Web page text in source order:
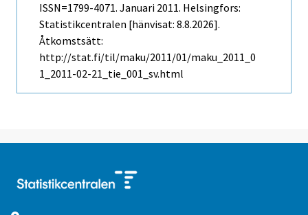
ISSN=1799-4071. Januari 2011. Helsingfors:
Statistikcentralen [hänvisat: 8.8.2026].
Åtkomstsätt:
http://stat.fi/til/maku/2011/01/maku_2011_0
1_2011-02-21_tie_001_sv.html